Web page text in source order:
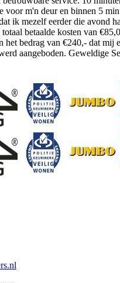
voor m'n deur en binnen 5
ik mezelf eerder die avond
betaalde kosten van
het bedrag van €240,- dat mij
aangeboden. Geweldige